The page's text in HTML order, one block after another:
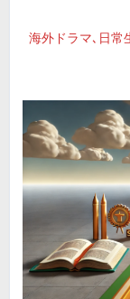
海外ドラマ､日常